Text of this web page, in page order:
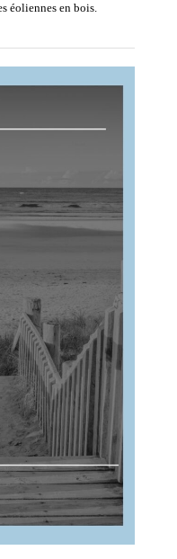
éoliennes en bois.